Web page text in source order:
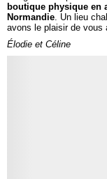
boutique physique en
Normandie. Un lieu
avons le plaisir de vous
Élodie et Céline